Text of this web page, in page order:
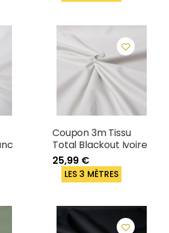
Coupon 3m Tissu
Total Blackout Ivoire
25,99 €
LES 3 MÈTRES